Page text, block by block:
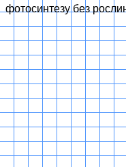
фотосинтезу без